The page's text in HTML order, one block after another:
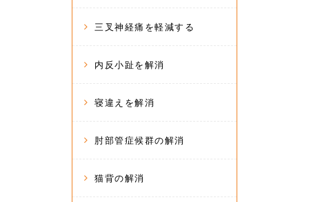
三叉神経痛を軽減する
内反小趾を解消
寝違えを解消
肘部管症候群の解消
猫背の解消